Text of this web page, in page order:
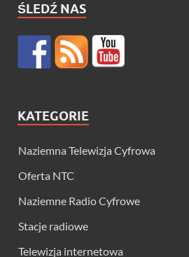
ŚLEDŹ NAS
KATEGORIE
Naziemna Telewizja Cyfrowa
Oferta NTC
Naziemne Radio Cyfrowe
Stacje radiowe
Telewizja internetowa